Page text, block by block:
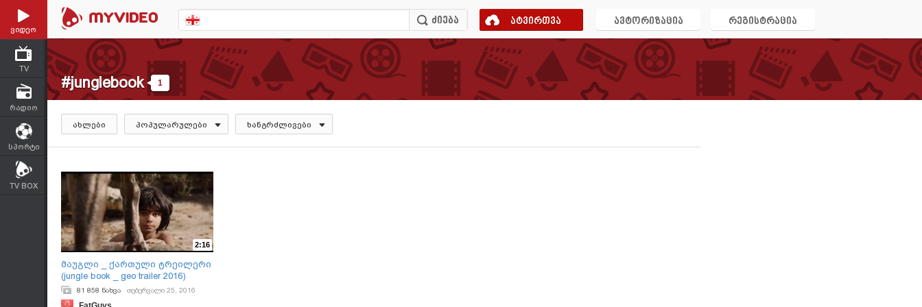
ვიდეო
TV
რადიო
სპორტი
TV BOX
ატვირთვა ავტორიზაცია რეგისტრაცია
#junglebook 1
ახლები პოპულარულები ხანგრძლივები
2:16
მაუგლი _ ქართული ტრეილერი
(jungle book _ geo trailer 2016)
81 858 ნახვა თებერვალი 25, 2016